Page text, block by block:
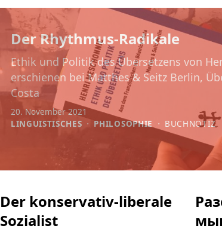
Der Rhythmus-Radikale
Ethik und Politik des Übersetzens von
erschienen bei Matthes & Seitz Berlin,
Costa
20. November 2021
LINGUISTISCHES ⋅ PHILOSOPHIE ⋅ BUCHNOTIZ
Der konservativ-liberale
Sozialist